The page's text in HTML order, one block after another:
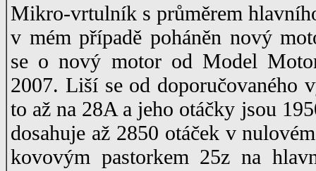
Mikro-vrtulník s průměrem
v mém případě poháněn nový
se o nový motor od Model
2007. Liší se od doporučovaného
to až na 28A a jeho otáčky jsou
dosahuje až 2850 otáček v
kovovým pastorkem 25z na